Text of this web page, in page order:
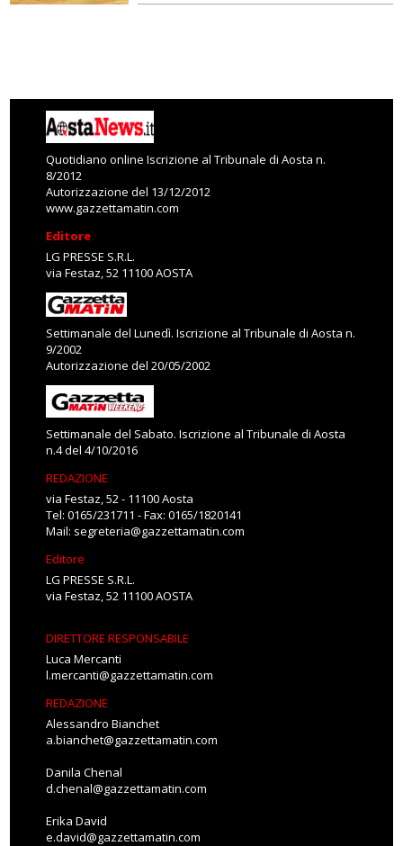
Quotidiano online Iscrizione al Tribunale di Aosta n.
8/2012
Autorizzazione del 13/12/2012
www.gazzettamatin.com
Editore
LG PRESSE S.R.L.
via Festaz, 52 11100 AOSTA
Settimanale del Lunedì. Iscrizione al Tribunale di Aosta n.
9/2002
Autorizzazione del 20/05/2002
Settimanale del Sabato. Iscrizione al Tribunale di Aosta
n.4 del 4/10/2016
REDAZIONE
via Festaz, 52 - 11100 Aosta
Tel: 0165/231711 - Fax: 0165/1820141
Mail: segreteria@gazzettamatin.com
Editore
LG PRESSE S.R.L.
via Festaz, 52 11100 AOSTA
DIRETTORE RESPONSABILE
Luca Mercanti
l.mercanti@gazzettamatin.com
REDAZIONE
Alessandro Bianchet
a.bianchet@gazzettamatin.com
Danila Chenal
d.chenal@gazzettamatin.com
Erika David
e.david@gazzettamatin.com